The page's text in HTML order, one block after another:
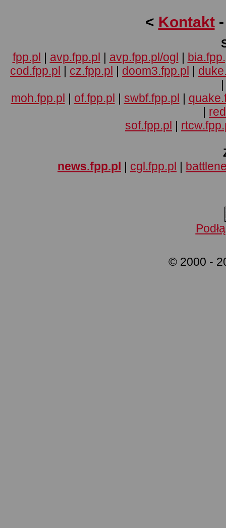
< Kontakt
fpp.pl | avp.fpp.pl | avp.fpp.pl/ogl |
cod.fpp.pl | cz.fpp.pl | doom3.fpp.pl |
moh.fpp.pl | of.fpp.pl | swbf.fpp.pl |
|
sof.fpp.pl |
news.fpp.pl | cgl.fpp.pl |
© 2000 -